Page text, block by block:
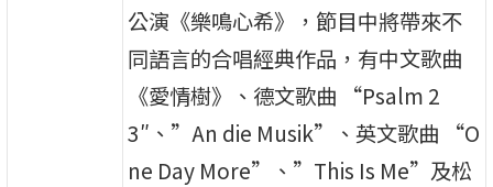
公演《樂鳴心希》，節目中將帶來不
同語言的合唱經典作品，有中文歌曲
《愛情樹》、德文歌曲 “Psalm 2
3″、”An die Musik”、英文歌曲 “O
ne Day More”、”This Is Me”及松